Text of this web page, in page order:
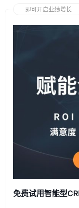
即可开启业绩增长
免费试用智能型